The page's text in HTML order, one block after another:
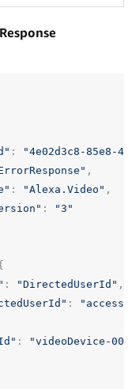
:
"4e02d3c8-85e8-
,
: "Alexa.Video" ,
:
"3"
: "DirectedUserId" ,
:
"access-
:
"videoDevice-001"